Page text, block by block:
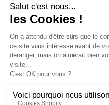
CONTACT
INFORMATION
EN SAVOIR PLUS